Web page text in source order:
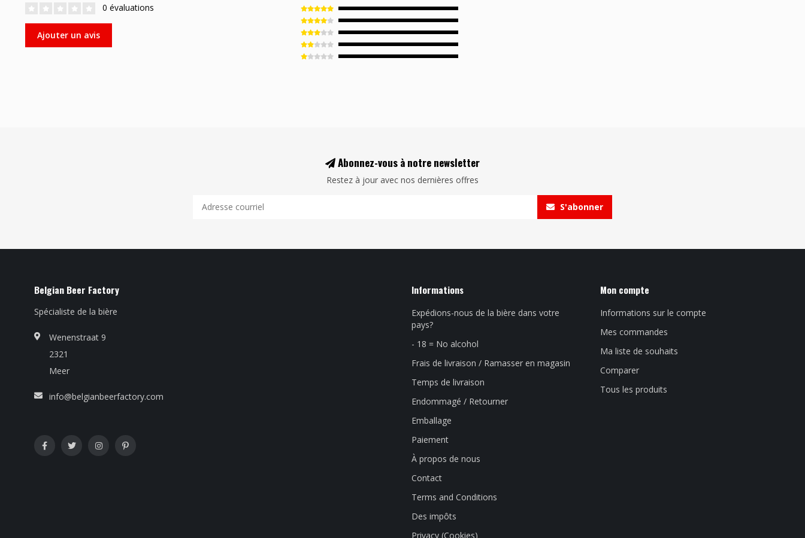
0 évaluations
Ajouter un avis
Abonnez-vous à notre newsletter
Restez à jour avec nos dernières offres
S'abonner
Belgian Beer Factory
Spécialiste de la bière
Wenenstraat 9
2321
Meer
info@belgianbeerfactory.com
Informations
Expédions-nous de la bière dans votre
pays?
- 18 = No alcohol
Frais de livraison / Ramasser en magasin
Temps de livraison
Endommagé / Retourner
Emballage
Paiement
À propos de nous
Contact
Terms and Conditions
Des impôts
Privacy (Cookies)
Mon compte
Informations sur le compte
Mes commandes
Ma liste de souhaits
Comparer
Tous les produits